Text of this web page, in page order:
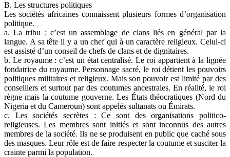
B. Les structures politiques
Les sociétés africaines connaissent plusieurs formes d’organisation
politique.
a. La tribu : c’est un assemblage de clans liés en général par la
langue. A sa tête il y a un chef qui à un caractère religieux. Celui-ci
est assisté d’un conseil de chefs de clans et de dignitaires.
b. Le royaume : c’est un état centralisé. Le roi appartient à la lignée
fondatrice du royaume. Personnage sacré, le roi détient les pouvoirs
politiques militaires et religieux. Mais son pouvoir est limité par des
conseillers et surtout par des coutumes ancestrales. En réalité, le roi
règne mais la coutume gouverne. Les États théocratiques (Nord du
Nigeria et du Cameroun) sont appelés sultanats ou Émirats.
c. Les sociétés secrètes : Ce sont des organisations politico-
religieuses. Les membres sont initiés et sont inconnus des autres
membres de la société. Ils ne se produisent en public que caché sous
des masques. Leur rôle est de faire respecter la coutume et susciter la
crainte parmi la population.